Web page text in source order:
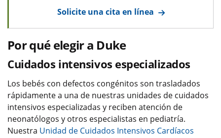
Solicite una cita en línea
Por qué elegir a Duke
Cuidados intensivos especializados
Los bebés con defectos congénitos son trasladados
rápidamente a una de nuestras unidades de cuidados
intensivos especializadas y reciben atención de
neonatólogos y otros especialistas en pediatría.
Nuestra Unidad de Cuidados Intensivos Cardíacos